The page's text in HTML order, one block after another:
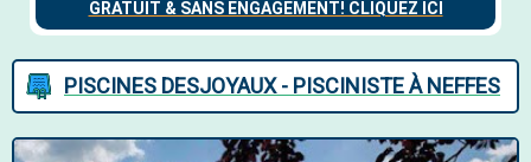
PISCINES DESJOYAUX - PISCINISTE À NEFFES